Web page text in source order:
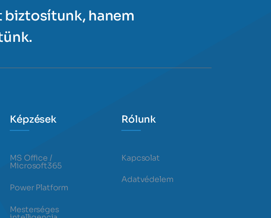
biztosítunk, hanem
Képzések
MS Office /
Microsoft365
Power Platform
Mesterséges
Rólunk
Kapcsolat
Adatvédelem